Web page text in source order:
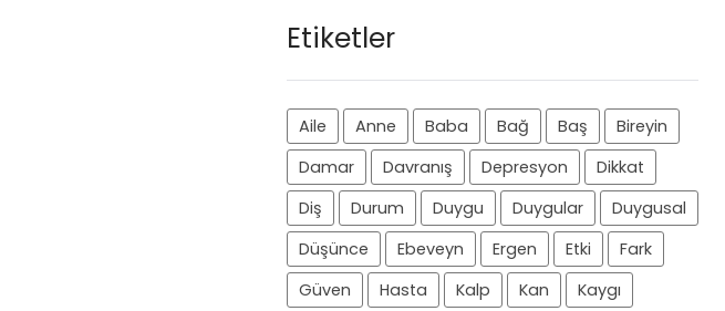
Etiketler
Aile Anne Baba Bağ Baş
Bireyin
Damar
Davranış Depresyon
Dikkat
Diş
Durum Duygu Duygular
Duygusal
Düşünce
Ebeveyn Ergen Etki
Fark
Güven
Hasta Kalp Kan
Kaygı